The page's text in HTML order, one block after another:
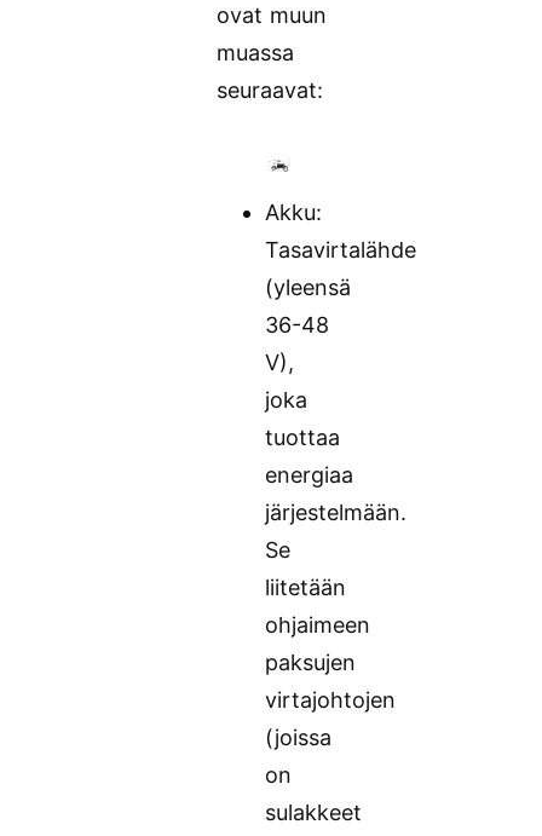
ovat muun
muassa
seuraavat:
Akku:
Tasavirtalähde
(yleensä
36-48
V),
joka
tuottaa
energiaa
järjestelmään.
Se
liitetään
ohjaimeen
paksujen
virtajohtojen
(joissa
on
sulakkeet